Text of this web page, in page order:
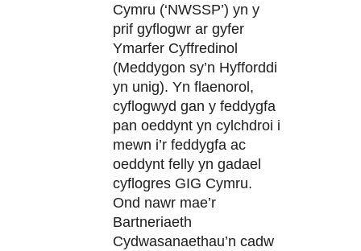
Cymru (‘NWSSP’) yn y
prif gyflogwr ar gyfer
Ymarfer Cyffredinol
(Meddygon sy’n Hyfforddi
yn unig). Yn flaenorol,
cyflogwyd gan y feddygfa
pan oeddynt yn cylchdroi i
mewn i’r feddygfa ac
oeddynt felly yn gadael
cyflogres GIG Cymru.
Ond nawr mae’r
Bartneriaeth
Cydwasanaethau’n cadw